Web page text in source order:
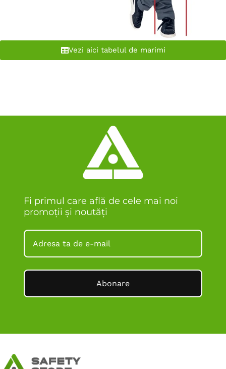
Vezi aici tabelul de marimi
Fi primul care află de cele mai noi
promoții și noutăți
Abonare